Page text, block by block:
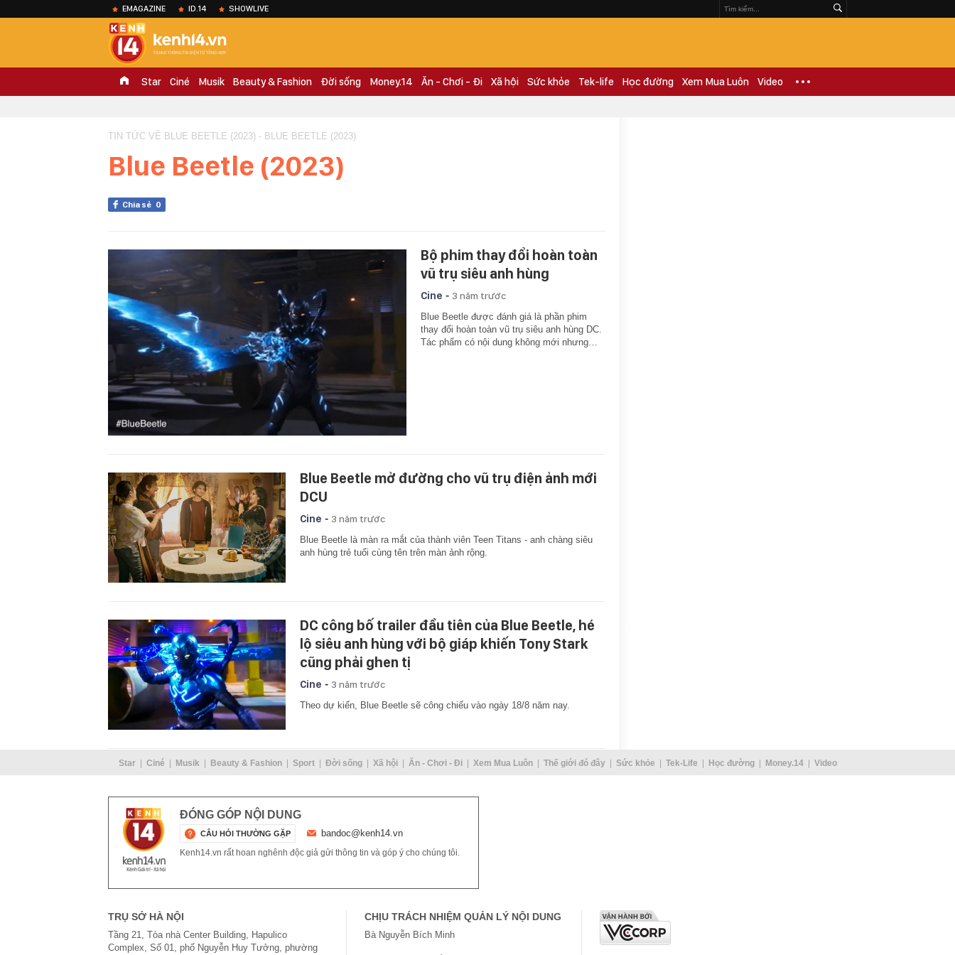
EMAGAZINE ID.14 SHOWLIVE
Star Ciné Musik Beauty & Fashion Đời sống Money.14 Ăn - Chơi - Đi Xã hội Sức khỏe Tek-life Học đường Xem Mua Luôn Video
TIN TỨC VỀ BLUE BEETLE (2023) - BLUE BEETLE (2023)
Blue Beetle (2023)
Chia sẻ 0
Bộ phim thay đổi hoàn toàn
vũ trụ siêu anh hùng
Cine - 3 năm trước
Blue Beetle được đánh giá là phần phim
thay đổi hoàn toàn vũ trụ siêu anh hùng DC.
Tác phẩm có nội dung không mới nhưng…
Blue Beetle mở đường cho vũ trụ điện ảnh mới
DCU
Cine - 3 năm trước
Blue Beetle là màn ra mắt của thành viên Teen Titans - anh chàng siêu
anh hùng trẻ tuổi cùng tên trên màn ảnh rộng.
DC công bố trailer đầu tiên của Blue Beetle, hé
lộ siêu anh hùng với bộ giáp khiến Tony Stark
cũng phải ghen tị
Cine - 3 năm trước
Theo dự kiến, Blue Beetle sẽ công chiếu vào ngày 18/8 năm nay.
Star Ciné Musik Beauty & Fashion Sport Đời sống Xã hội Ăn - Chơi - Đi Xem Mua Luôn Thế giới đó đây Sức khỏe Tek-Life Học đường Money.14 Video
ĐÓNG GÓP NỘI DUNG
CÂU HỎI THƯỜNG GẶP bandoc@kenh14.vn
Kenh14.vn rất hoan nghênh độc giả gửi thông tin và góp ý cho chúng tôi.
TRỤ SỞ HÀ NỘI
Tầng 21, Tòa nhà Center Building, Hapulico
Complex, Số 01, phố Nguyễn Huy Tưởng, phường
CHỊU TRÁCH NHIỆM QUẢN LÝ NỘI DUNG
Bà Nguyễn Bích Minh